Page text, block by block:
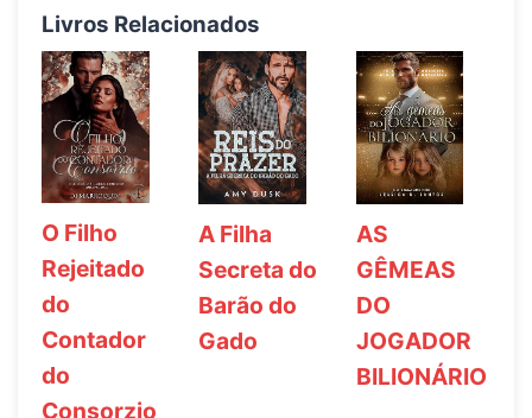
Livros Relacionados
O Filho
Rejeitado
do
Contador
do
Consorzio
A Filha
Secreta do
Barão do
Gado
AS
GÊMEAS
DO
JOGADOR
BILIONÁRIO